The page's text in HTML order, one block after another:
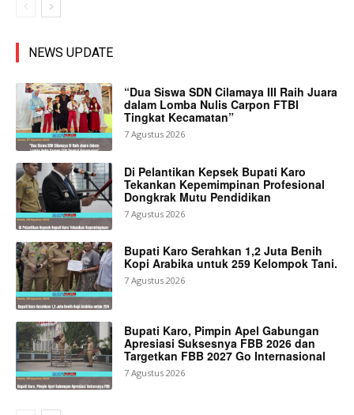
NEWS UPDATE
“Dua Siswa SDN Cilamaya III Raih Juara
dalam Lomba Nulis Carpon FTBI
Tingkat Kecamatan”
7 Agustus 2026
Di Pelantikan Kepsek Bupati Karo
Tekankan Kepemimpinan Profesional
Dongkrak Mutu Pendidikan
7 Agustus 2026
Bupati Karo Serahkan 1,2 Juta Benih
Kopi Arabika untuk 259 Kelompok Tani.
7 Agustus 2026
Bupati Karo, Pimpin Apel Gabungan
Apresiasi Suksesnya FBB 2026 dan
Targetkan FBB 2027 Go Internasional
7 Agustus 2026